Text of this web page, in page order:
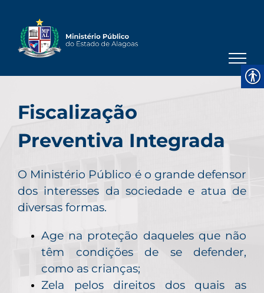
content
Fiscalização
Preventiva Integrada
O Ministério Público é o grande defensor
dos interesses da sociedade e atua de
diversas formas.
Age na proteção daqueles que não
têm condições de se defender,
como as crianças;
Zela pelos direitos dos quais as